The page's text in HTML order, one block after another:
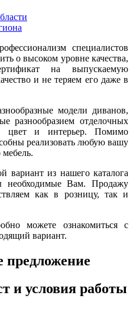
специалистов
о высоком уровне качества,
на выпускаемую
и не теряем его даже в
модели диванов,
разнообразием отделочных
цвет и интерьер. Помимо
реализовать любую вашу
вариант из нашего каталога
необходимые Вам. Продажу
как в розницу, так и
можете ознакомиться с
вариант.
предложение
и условия работы